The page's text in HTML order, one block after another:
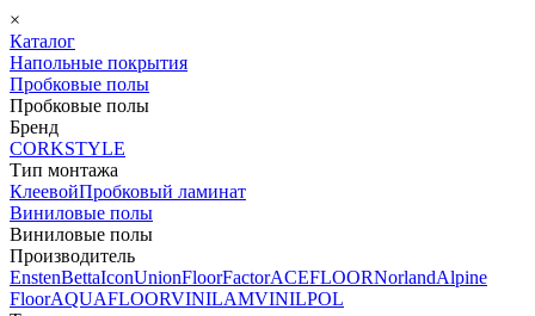
×
Каталог
Напольные покрытия
Пробковые полы
Пробковые полы
Бренд
CORKSTYLE
Тип монтажа
КлеевойПробковый ламинат
Виниловые полы
Виниловые полы
Производитель
EnstenBettaIconUnionFloorFactorACEFLOORNorlandAlpine
FloorAQUAFLOORVINILAMVINILPOL